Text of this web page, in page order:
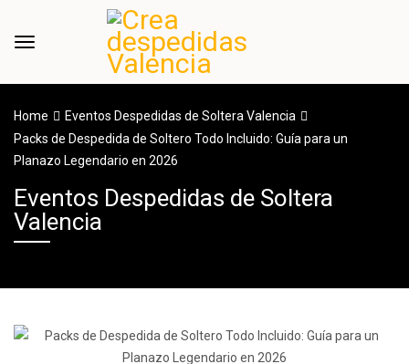
Home
Eventos Despedidas de Soltera Valencia
Packs de Despedida de Soltero Todo Incluido: Guía para un
Planazo Legendario en 2026
Eventos Despedidas de Soltera
Valencia